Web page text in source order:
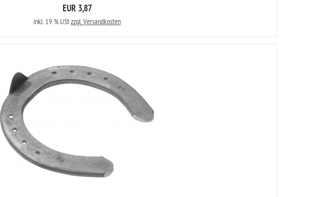
EUR 3,87
inkl. 19 % UStzzgl. Versandkosten